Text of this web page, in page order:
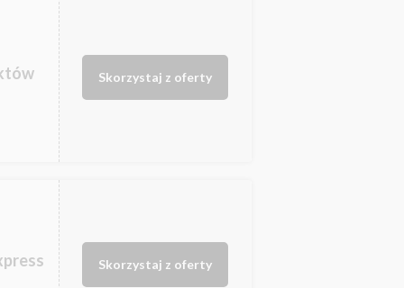
Skorzystaj z oferty
Skorzystaj z oferty